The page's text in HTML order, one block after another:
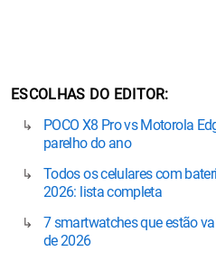
ESCOLHAS DO EDITOR
POCO X8 Pro vs Motorola
parelho do ano
Todos os celulares com
2026: lista completa
7 smartwatches que estão
de 2026